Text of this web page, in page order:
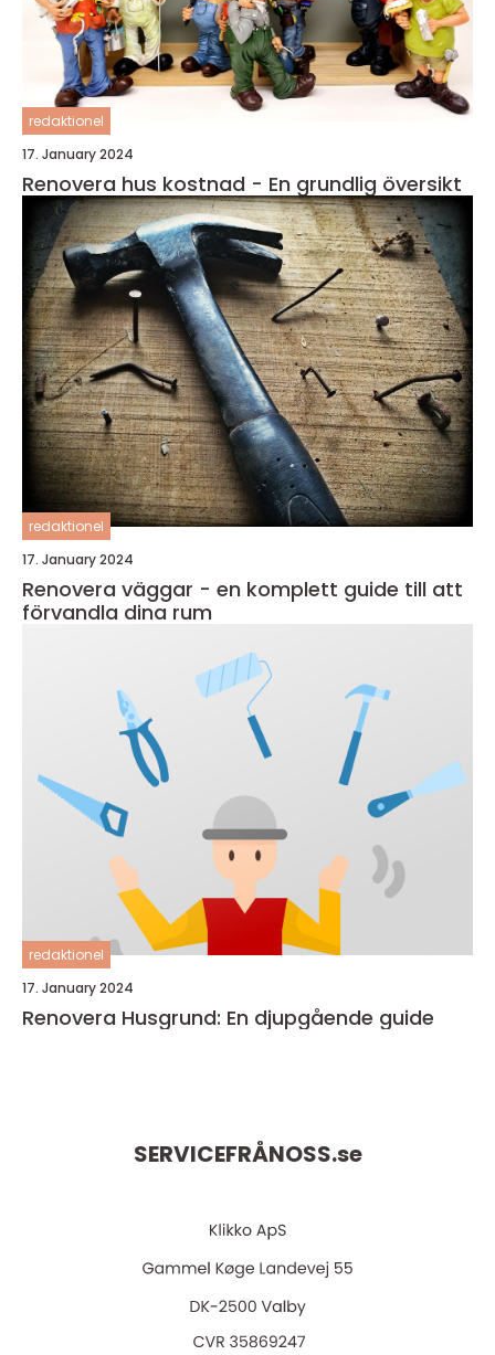
redaktionel
17. January 2024
Renovera hus kostnad - En grundlig översikt
redaktionel
17. January 2024
Renovera väggar - en komplett guide till att
förvandla dina rum
redaktionel
17. January 2024
Renovera Husgrund: En djupgående guide
SERVICEFRÅNOSS.se